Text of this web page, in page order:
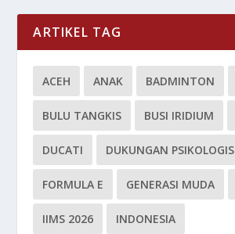
ARTIKEL TAG
ACEH ANAK BADMINTON
BULU TANGKIS BUSI IRIDIUM
DUCATI DUKUNGAN PSIKOLOGIS
FORMULA E GENERASI MUDA
IIMS 2026 INDONESIA